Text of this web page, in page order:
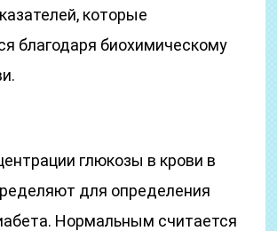
которые
благодаря биохимическому
глюкозы в крови в
для определения
Нормальным считается